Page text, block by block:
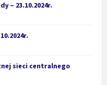
– 23.10.2024r.
sieci centralnego